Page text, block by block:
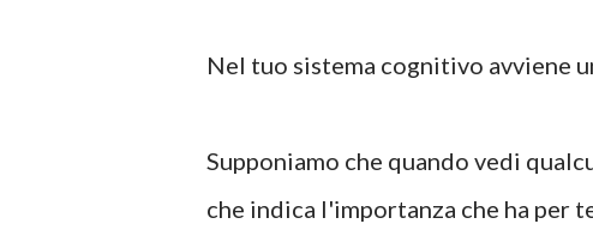
Nel tuo sistema cognitivo avviene
Supponiamo che quando vedi
che indica l'importanza che ha per